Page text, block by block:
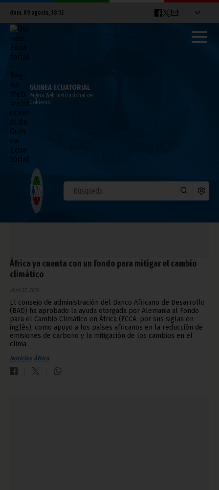
dom. 09 agosto, 18:12
GUINEA ECUATORIAL
Página Web Institucional del
Gobierno
ÁFRICA
África ya cuenta con un fondo para mitigar el cambio
climático
abril 23, 2014
El consejo de administración del Banco Africano de Desarrollo
(BAD) ha aprobado la ayuda otorgada por Alemania al Fondo
para el Cambio Climático en África (FCCA, por sus siglas en
inglés), como apoyo a los países africanos en la reducción de
emisiones de carbono y la mitigación de los cambios en el
clima.
Noticias África